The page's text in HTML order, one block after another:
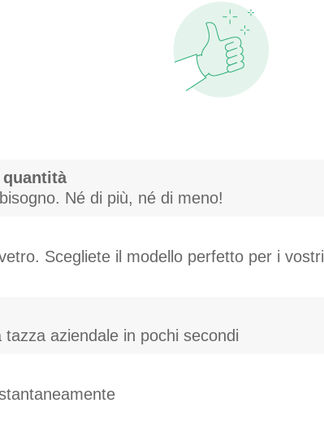
Né di più, né di meno!
Scegliete il modello perfetto per i vostri
aziendale in pochi secondi